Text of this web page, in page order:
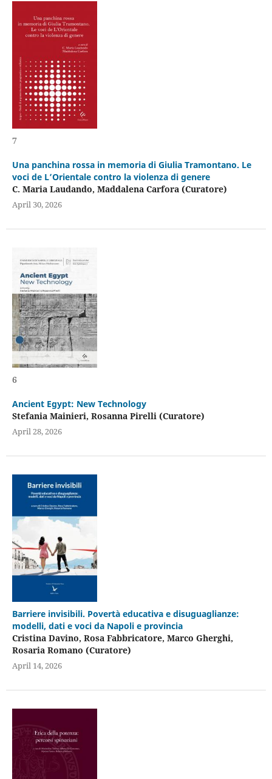
7
Una panchina rossa in memoria di Giulia Tramontano. Le
voci de L’Orientale contro la violenza di genere
C. Maria Laudando, Maddalena Carfora (Curatore)
April 30, 2026
6
Ancient Egypt: New Technology
Stefania Mainieri, Rosanna Pirelli (Curatore)
April 28, 2026
Barriere invisibili. Povertà educativa e disuguaglianze:
modelli, dati e voci da Napoli e provincia
Cristina Davino, Rosa Fabbricatore, Marco Gherghi,
Rosaria Romano (Curatore)
April 14, 2026